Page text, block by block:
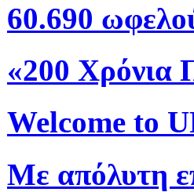
60.690
«200 Χρόνια
Welcome to
Με απόλυτη